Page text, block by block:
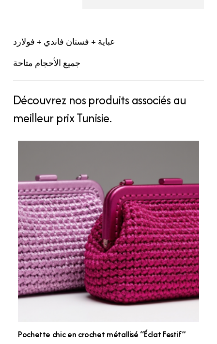
عباية + فستان فاندي + فولارد
جميع الأحجام متاحة
Découvrez nos produits associés au
meilleur prix Tunisie.
Pochette chic en crochet métallisé “Éclat Festif”